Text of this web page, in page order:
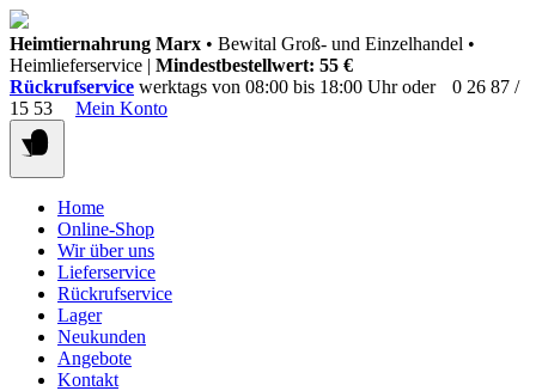
Springen
Sie
zum
Inhalt
Heimtiernahrung Marx • Bewital Groß- und Einzelhandel •
Heimlieferservice | Mindestbestellwert: 55 €
Rückrufservice werktags von 08:00 bis 18:00 Uhr oder
0 26 87 /
15 53
Mein Konto
Home
Online-Shop
Wir über uns
Lieferservice
Rückrufservice
Lager
Neukunden
Angebote
Kontakt